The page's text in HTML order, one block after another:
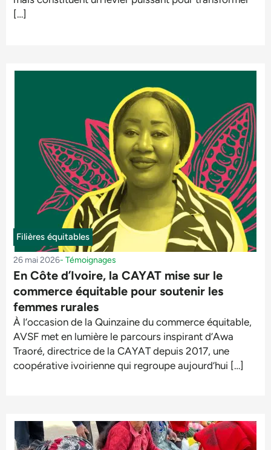
[…]
Filières équitables
26 mai 2026- Témoignages
En Côte d’Ivoire, la CAYAT mise sur le
commerce équitable pour soutenir les
femmes rurales
À l’occasion de la Quinzaine du commerce équitable,
AVSF met en lumière le parcours inspirant d’Awa
Traoré, directrice de la CAYAT depuis 2017, une
coopérative ivoirienne qui regroupe aujourd’hui […]